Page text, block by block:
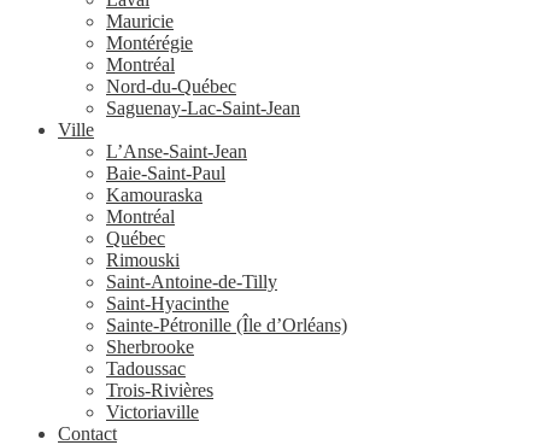
Mauricie
Montérégie
Montréal
Nord-du-Québec
Saguenay-Lac-Saint-Jean
Ville
L’Anse-Saint-Jean
Baie-Saint-Paul
Kamouraska
Montréal
Québec
Rimouski
Saint-Antoine-de-Tilly
Saint-Hyacinthe
Sainte-Pétronille (Île d’Orléans)
Sherbrooke
Tadoussac
Trois-Rivières
Victoriaville
Contact